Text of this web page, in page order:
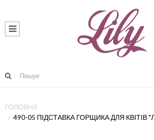
ГОЛОВНА
490-05 ПІДСТАВКА ГОРЩИКА ДЛЯ КВІТІВ